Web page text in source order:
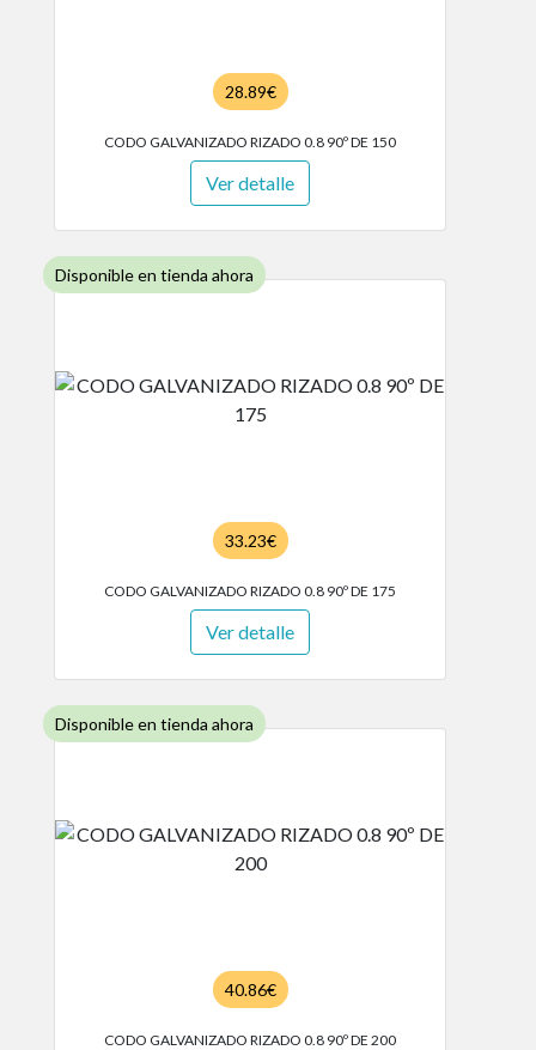
28.89€
CODO GALVANIZADO RIZADO 0.8 90º DE 150
Ver detalle
Disponible en tienda ahora
33.23€
CODO GALVANIZADO RIZADO 0.8 90º DE 175
Ver detalle
Disponible en tienda ahora
40.86€
CODO GALVANIZADO RIZADO 0.8 90º DE 200